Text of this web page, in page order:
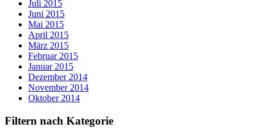
Juli 2015
Juni 2015
Mai 2015
April 2015
März 2015
Februar 2015
Januar 2015
Dezember 2014
November 2014
Oktober 2014
Filtern nach Kategorie